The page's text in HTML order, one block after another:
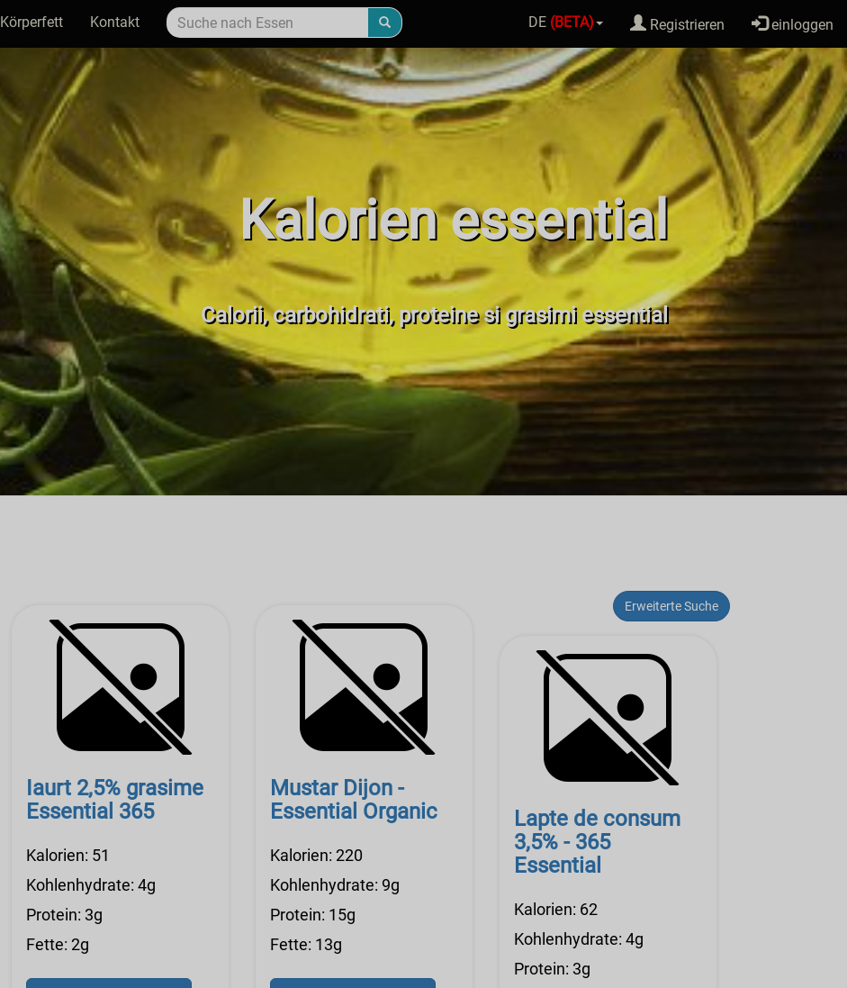
Körperfett Kontakt DE (BETA) Registrieren einloggen
Kalorien essential
Calorii, carbohidrati, proteine si grasimi essential
Erweiterte Suche
Iaurt 2,5% grasime
Essential 365
Kalorien: 51
Kohlenhydrate: 4g
Protein: 3g
Fette: 2g
Mustar Dijon -
Essential Organic
Kalorien: 220
Kohlenhydrate: 9g
Protein: 15g
Fette: 13g
Lapte de consum
3,5% - 365
Essential
Kalorien: 62
Kohlenhydrate: 4g
Protein: 3g